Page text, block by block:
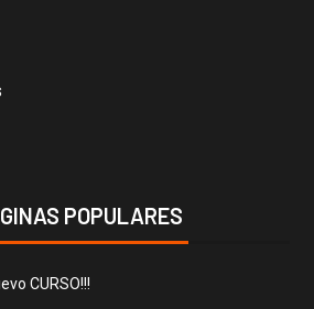
POPULARES
CURSO!!!